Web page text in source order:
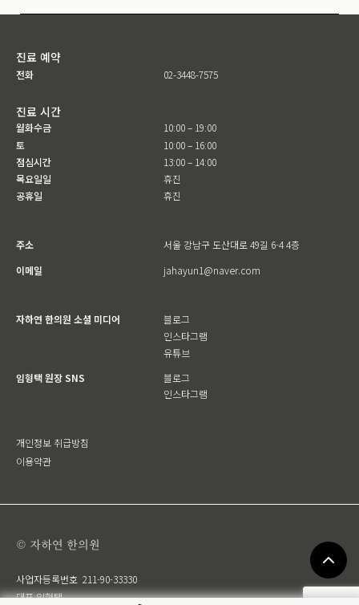
진료 예약
전화 02-3448-7575
진료 시간
월화수금
토
점심시간
목요일일
공휴일
10:00 – 19:00
10:00 – 16:00
13:00 – 14:00
휴진
휴진
주소
서울 강남구 도산대로 49길 6-4 4층
이메일
jahayun1@naver.com
자하연 한의원 소셜 미디어
블로그
인스타그램
유튜브
임형택 원장 SNS
블로그
인스타그램
개인정보 취급방침
이용약관
© 자하연 한의원
사업자등록번호 211-90-33330
대표 임형택